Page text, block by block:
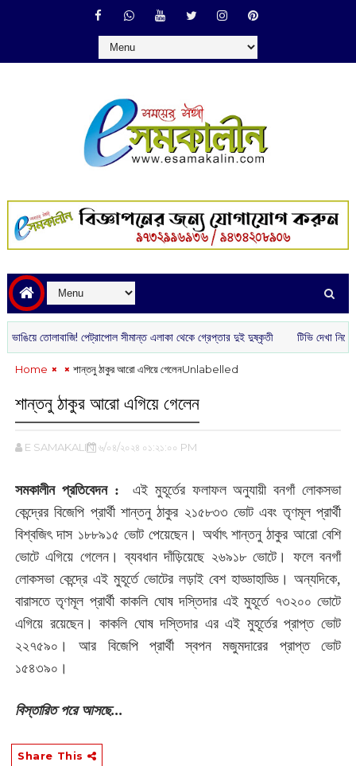
তোলাবাজি! পেট্রাপোল সীমান্ত এলাকা থেকে গ্রেপ্তার দুই দুষ্কৃতী টিভি দেখা নিয়ে
Home Unlabelled
শান্তনু ঠাকুর আরো এগিয়ে গেলেন
শান্তনু ঠাকুর আরো এগিয়ে গেলেন
E SAMAKALIN ৬/০৪/২০২৪ ০১:২১:০০ PM
সমকালীন প্রতিবেদন :
এই মুহূর্তের ফলাফল অনুযায়ী বনগাঁ লোকসভা
কেন্দ্রের বিজেপি প্রার্থী শান্তনু ঠাকুর ২১৫৮৩৩ ভোট এবং তৃণমূল প্রার্থী
বিশ্বজিৎ দাস ১৮৮৯১৫ ভোট পেয়েছেন। অর্থাৎ শান্তনু ঠাকুর আরো বেশি
ভোটে এগিয়ে গেলেন। ব্যবধান দাঁড়িয়েছে ২৬৯১৮ ভোটে। ফলে বনগাঁ
লোকসভা কেন্দ্রে এই মুহূর্তে ভোটের লড়াই বেশ হাড্ডাহাড্ডি। অন্যদিকে,
বারাসতে তৃণমূল প্রার্থী কাকলি ঘোষ দস্তিদার এই মুহূর্তে ৭৩২০০ ভোটে
এগিয়ে রয়েছেন। কাকলি ঘোষ দস্তিদার এর এই মুহূর্তের প্রাপ্ত ভোট
২২৭৫৯০। আর বিজেপি প্রার্থী স্বপন মজুমদারের প্রাপ্ত ভোট
১৫৪৩৯০।
বিস্তারিত পরে আসছে...
Share This